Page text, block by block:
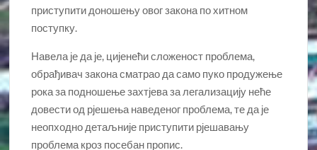
приступити доношењу овог закона по хитном
поступку.
Навела је да је, цијенећи сложеност проблема,
обрађивач закона сматрао да само пуко продужење
рока за подношење захтјева за легализацију неће
довести од рјешења наведеног проблема, те да је
неопходно детаљније приступити рјешавању
проблема кроз посебан пропис.